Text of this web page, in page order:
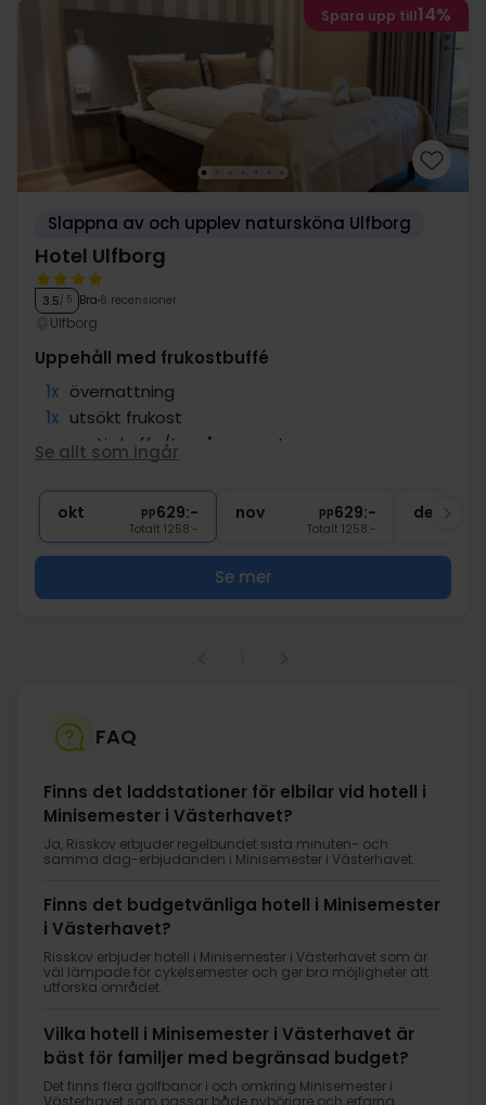
Spara upp till14%
Slappna av och upplev natursköna Ulfborg
Hotel Ulfborg
3.5/ 5 Bra 6 recensioner
Ulfborg
Uppehåll med frukostbuffé
1x övernattning
1x utsökt frukost
∞
gratis kaffe/te på rummet
Gratis parkering
∞ Gratis Wi-Fi
Se allt som ingår
okt pp629:-
Totalt 1258:-
nov pp629:-
Totalt 1258:-
dec
Se mer
FAQ
Finns det laddstationer för elbilar vid hotell i
Minisemester i Västerhavet?
Ja, Risskov erbjuder regelbundet sista minuten- och
samma dag-erbjudanden i Minisemester i Västerhavet.
Finns det budgetvänliga hotell i Minisemester
i Västerhavet?
Risskov erbjuder hotell i Minisemester i Västerhavet som är
väl lämpade för cykelsemester och ger bra möjligheter att
utforska området.
Vilka hotell i Minisemester i Västerhavet är
bäst för familjer med begränsad budget?
Det finns flera golfbanor i och omkring Minisemester i
Västerhavet som passar både nybörjare och erfarna